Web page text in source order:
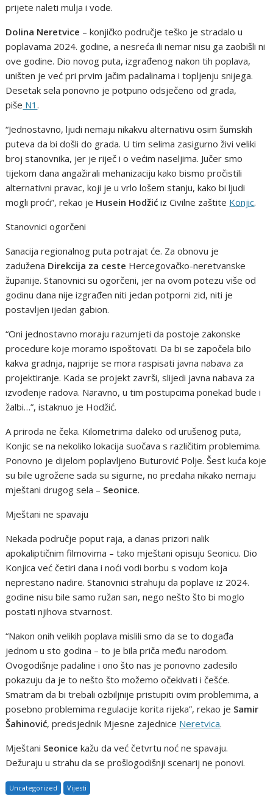
prijete naleti mulja i vode.
Dolina Neretvice – konjičko područje teško je stradalo u
poplavama 2024. godine, a nesreća ili nemar nisu ga zaobišli ni
ove godine. Dio novog puta, izgrađenog nakon tih poplava,
uništen je već pri prvim jačim padalinama i topljenju snijega.
Desetak sela ponovno je potpuno odsječeno od grada,
piše N1 .
“Jednostavno, ljudi nemaju nikakvu alternativu osim šumskih
puteva da bi došli do grada. U tim selima zasigurno živi veliki
broj stanovnika, jer je riječ i o većim naseljima. Jučer smo
tijekom dana angažirali mehanizaciju kako bismo pročistili
alternativni pravac, koji je u vrlo lošem stanju, kako bi ljudi
mogli proći”, rekao je Husein Hodžić iz Civilne zaštite Konjic.
Stanovnici ogorčeni
Sanacija regionalnog puta potrajat će. Za obnovu je
zadužena Direkcija za ceste Hercegovačko-neretvanske
županije. Stanovnici su ogorčeni, jer na ovom potezu više od
godinu dana nije izgrađen niti jedan potporni zid, niti je
postavljen ijedan gabion.
“Oni jednostavno moraju razumjeti da postoje zakonske
procedure koje moramo ispoštovati. Da bi se započela bilo
kakva gradnja, najprije se mora raspisati javna nabava za
projektiranje. Kada se projekt završi, slijedi javna nabava za
izvođenje radova. Naravno, u tim postupcima ponekad bude i
žalbi…”, istaknuo je Hodžić.
A priroda ne čeka. Kilometrima daleko od urušenog puta,
Konjic se na nekoliko lokacija suočava s različitim problemima.
Ponovno je dijelom poplavljeno Buturović Polje. Šest kuća koje
su bile ugrožene sada su sigurne, no predaha nikako nemaju
mještani drugog sela – Seonice.
Mještani ne spavaju
Nekada područje poput raja, a danas prizori nalik
apokaliptičnim filmovima – tako mještani opisuju Seonicu. Dio
Konjica već četiri dana i noći vodi borbu s vodom koja
neprestano nadire. Stanovnici strahuju da poplave iz 2024.
godine nisu bile samo ružan san, nego nešto što bi moglo
postati njihova stvarnost.
“Nakon onih velikih poplava mislili smo da se to događa
jednom u sto godina – to je bila priča među narodom.
Ovogodišnje padaline i ono što nas je ponovno zadesilo
pokazuju da je to nešto što možemo očekivati i češće.
Smatram da bi trebali ozbiljnije pristupiti ovim problemima, a
posebno problemima regulacije korita rijeka”, rekao je Samir
Šahinović, predsjednik Mjesne zajednice Neretvica.
Mještani Seonice kažu da već četvrtu noć ne spavaju.
Dežuraju u strahu da se prošlogodišnji scenarij ne ponovi.
Uncategorized Vijesti